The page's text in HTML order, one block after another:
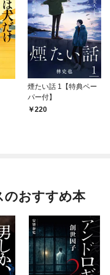
煙たい話 1【特典ペー
パー付】
220
のおすすめ本